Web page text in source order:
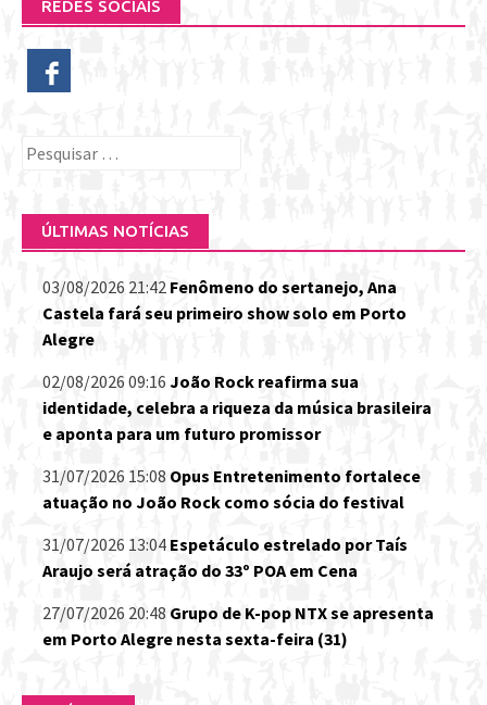
REDES SOCIAIS
Pesquisar
ÚLTIMAS NOTÍCIAS
03/08/2026 21:42 Fenômeno do sertanejo, Ana
Castela fará seu primeiro show solo em Porto
Alegre
02/08/2026 09:16 João Rock reafirma sua
identidade, celebra a riqueza da música brasileira
e aponta para um futuro promissor
31/07/2026 15:08 Opus Entretenimento fortalece
atuação no João Rock como sócia do festival
31/07/2026 13:04 Espetáculo estrelado por Taís
Araujo será atração do 33º POA em Cena
27/07/2026 20:48 Grupo de K-pop NTX se apresenta
em Porto Alegre nesta sexta-feira (31)